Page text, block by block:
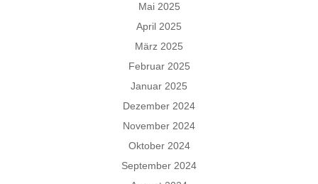
Mai 2025
April 2025
März 2025
Februar 2025
Januar 2025
Dezember 2024
November 2024
Oktober 2024
September 2024